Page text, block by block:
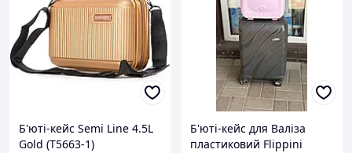
Б'юті-кейс Semi Line 4.5L
Gold (T5663-1)
Б'юті-кейс для Валіза
пластиковий Flippini